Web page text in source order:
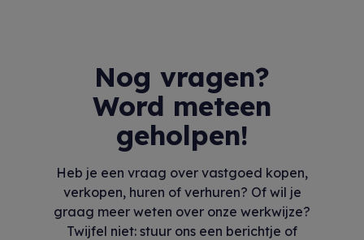
Nog vragen?
Word meteen
geholpen!
Heb je een vraag over vastgoed kopen,
verkopen, huren of verhuren? Of wil je
graag meer weten over onze werkwijze?
Twijfel niet: stuur ons een berichtje of